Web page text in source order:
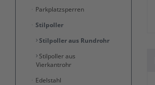
Parkplatzsperren
Stilpoller
Stilpoller aus Rundrohr
Stilpoller aus
Vierkantrohr
Edelstahl